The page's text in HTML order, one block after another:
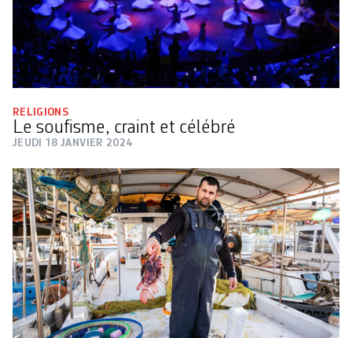
RELIGIONS
Le soufisme, craint et célébré
JEUDI 18 JANVIER 2024